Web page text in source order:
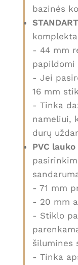
bazinės
- 44 mm
papildomi
- Jei
16 mm
- Tinka
nameliui,
durų
PVC
- 71 mm
- 20 mm
- Stiklo
šilumines
- Tinka